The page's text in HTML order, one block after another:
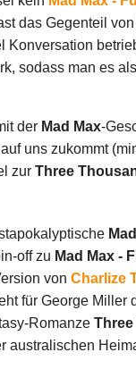
das Gegenteil von
sodass man es
der Mad Max-
uns zukommt
zur Three
off zu Mad Max -
von Charlize
für George Miller
Romanze
australischen